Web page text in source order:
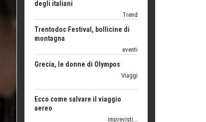
Trentodoc Festival, bollicine di
eventi
Grecia, le donne di Olympos
Viaggi
imprevisti...
C'era una volta la legge per le